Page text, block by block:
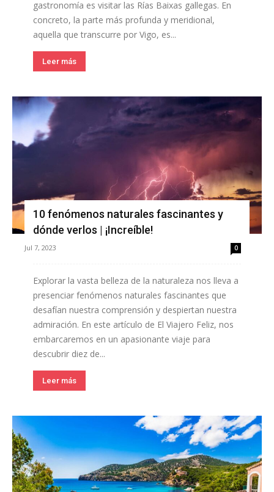
gastronomía es visitar las Rías Baixas gallegas. En
concreto, la parte más profunda y meridional,
aquella que transcurre por Vigo, es...
Leer más
10 fenómenos naturales fascinantes y
dónde verlos | ¡Increíble!
Jul 7, 2023 0
Explorar la vasta belleza de la naturaleza nos lleva a
presenciar fenómenos naturales fascinantes que
desafían nuestra comprensión y despiertan nuestra
admiración. En este artículo de El Viajero Feliz, nos
embarcaremos en un apasionante viaje para
descubrir diez de...
Leer más